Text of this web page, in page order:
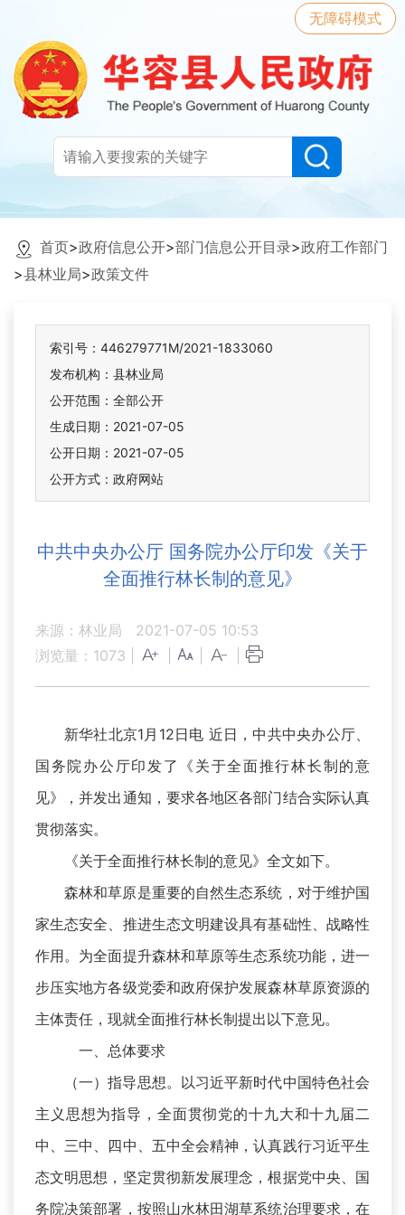
无障碍模式
首页>政府信息公开>部门信息公开目录>政府工作部门
>县林业局>政策文件
索引号：446279771M/2021-1833060
发布机构：县林业局
公开范围：全部公开
生成日期：2021-07-05
公开日期：2021-07-05
公开方式：政府网站
中共中央办公厅 国务院办公厅印发《关于
全面推行林长制的意见》
来源：林业局
2021-07-05 10:53
浏览量： 1073
新华社北京1月12日电 近日，中共中央办公厅、
国务院办公厅印发了《关于全面推行林长制的意
见》，并发出通知，要求各地区各部门结合实际认真
贯彻落实。
《关于全面推行林长制的意见》全文如下。
森林和草原是重要的自然生态系统，对于维护国
家生态安全、推进生态文明建设具有基础性、战略性
作用。为全面提升森林和草原等生态系统功能，进一
步压实地方各级党委和政府保护发展森林草原资源的
主体责任，现就全面推行林长制提出以下意见。
一、总体要求
（一）指导思想。以习近平新时代中国特色社会
主义思想为指导，全面贯彻党的十九大和十九届二
中、三中、四中、五中全会精神，认真践行习近平生
态文明思想，坚定贯彻新发展理念，根据党中央、国
务院决策部署，按照山水林田湖草系统治理要求，在